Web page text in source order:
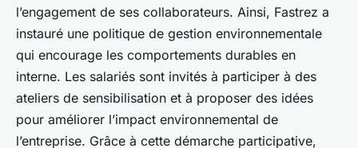
l’engagement de ses collaborateurs. Ainsi, Fastrez a
instauré une politique de gestion environnementale
qui encourage les comportements durables en
interne. Les salariés sont invités à participer à des
ateliers de sensibilisation et à proposer des idées
pour améliorer l’impact environnemental de
l’entreprise. Grâce à cette démarche participative,